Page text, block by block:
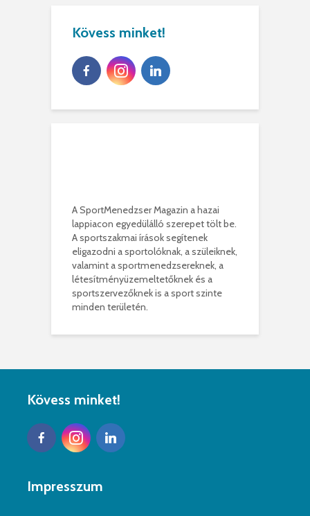
Kövess minket!
A SportMenedzser Magazin a hazai
lappiacon egyedülálló szerepet tölt be.
A sportszakmai írások segítenek
eligazodni a sportolóknak, a szüleiknek,
valamint a sportmenedzsereknek, a
létesítményüzemeltetőknek és a
sportszervezőknek is a sport szinte
minden területén.
Kövess minket!
Impresszum